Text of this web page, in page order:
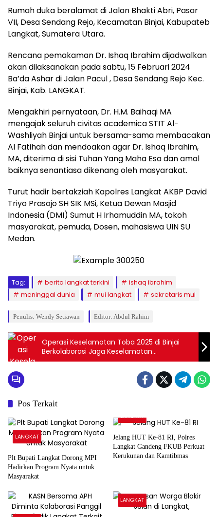
Rumah duka beralamat di Jalan Bhakti Abri, Pasar
VII, Desa Sendang Rejo, Kecamatan Binjai, Kabupateb
Langkat, Sumatera Utara.
Rencana pemakaman Dr. Ishaq Ibrahim dijadwalkan
akan dilaksanakan pada sabtu, 15 Februari 2024
Ba’da Ashar di Jalan Pacul , Desa Sendang Rejo Kec.
Binjai, Kab. LANGKAT.
Mengakhiri pernyataan, Dr. H.M. Baihaqi MA
mengajak seluruh civitas academica STIT Al-
Washliyah Binjai untuk bersama-sama membacakan
Al Fatihah dan mendoakan agar Dr. Ishaq Ibrahim,
MA, diterima di sisi Tuhan Yang Maha Esa dan amal
baiknya senantiasa dikenang oleh masyarakat.
Turut hadir bertakziah Kapolres Langkat AKBP David
Triyo Prasojo SH SIK MSi, Ketua Dewan Masjid
Indonesia (DMI) Sumut H Irhamuddin MA, tokoh
masyarakat, pemuda, Dosen, mahasiswa UIN SU
Medan.
Tag: berita langkat terkini
ishaq ibrahim
meninggal dunia
mui langkat sekretaris mui
Penulis: Wendy Setiawan Editor: Abdul Rahim
Operasi Keselamatan Toba 2025 di Binjai
Berkolaborasi Jaga Keselamatan
Pengendara
Pos Terkait
LANGKAT
Plt Bupati Langkat Dorong MPI
Hadirkan Program Nyata untuk
Masyarakat
LANGKAT
Jelang HUT Ke-81 RI, Polres
Langkat Gandeng FKUB Perkuat
Kerukunan dan Kamtibmas
LANGKAT